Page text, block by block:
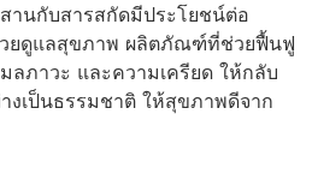
นกับสารสกัดมีประโยชน์ต่อ
วยดูแลสุขภาพ ผลิตภัณฑ์ที่ช่วยฟื้นฟู
ลภาวะ และความเครียด ให้กลับ
งเป็นธรรมชาติ ให้สุขภาพดีจาก